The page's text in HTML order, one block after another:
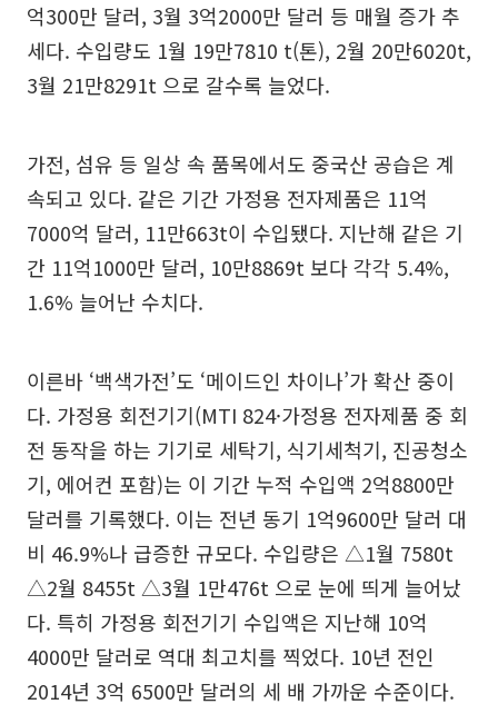
억300만 달러, 3월 3억2000만 달러 등 매월 증가 추
세다. 수입량도 1월 19만7810 t(톤), 2월 20만6020t,
3월 21만8291t 으로 갈수록 늘었다.
가전, 섬유 등 일상 속 품목에서도 중국산 공습은 계
속되고 있다. 같은 기간 가정용 전자제품은 11억
7000억 달러, 11만663t이 수입됐다. 지난해 같은 기
간 11억1000만 달러, 10만8869t 보다 각각 5.4%,
1.6% 늘어난 수치다.
이른바 ‘백색가전’도 ‘메이드인 차이나’가 확산 중이
다. 가정용 회전기기(MTI 824·가정용 전자제품 중 회
전 동작을 하는 기기로 세탁기, 식기세척기, 진공청소
기, 에어컨 포함)는 이 기간 누적 수입액 2억8800만
달러를 기록했다. 이는 전년 동기 1억9600만 달러 대
비 46.9%나 급증한 규모다. 수입량은 △1월 7580t
△2월 8455t △3월 1만476t 으로 눈에 띄게 늘어났
다. 특히 가정용 회전기기 수입액은 지난해 10억
4000만 달러로 역대 최고치를 찍었다. 10년 전인
2014년 3억 6500만 달러의 세 배 가까운 수준이다.